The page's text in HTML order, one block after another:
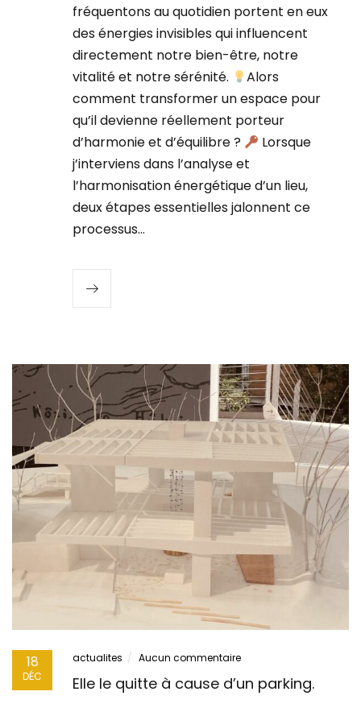
fréquentons au quotidien portent en eux
des énergies invisibles qui influencent
directement notre bien-être, notre
vitalité et notre sérénité.
Alors
comment transformer un espace pour
qu’il devienne réellement porteur
d’harmonie et d’équilibre ?
Lorsque
j’interviens dans l’analyse et
l’harmonisation énergétique d’un lieu,
deux étapes essentielles jalonnent ce
processus…
18
DÉC
actualites Aucun commentaire
Elle le quitte à cause d’un parking.